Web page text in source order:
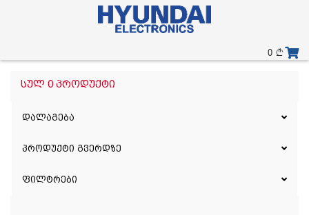
0
სულ 0 პროდუქტი
დალაგება
პროდუქტი გვერდზე
ფილტრები